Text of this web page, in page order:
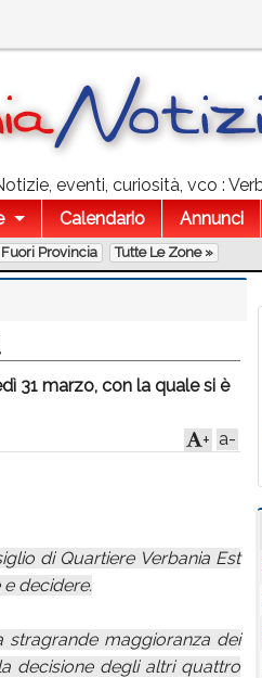
eventi, curiosità, vco :
Calendario Annunci
Fuori Provincia Tutte Le Zone »
31 marzo, con la quale si è
a-
+
di Quartiere Verbania Est
decidere.
maggioranza dei
decisione degli altri quattro